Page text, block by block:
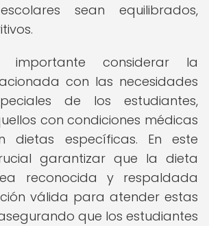
sean equilibrados,
importante considerar la
con las necesidades
de los estudiantes,
con condiciones médicas
dietas específicas. En este
garantizar que la dieta
reconocida y respaldada
válida para atender estas
que los estudiantes